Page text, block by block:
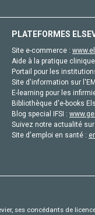
PLATEFORMES
Site e-commerce :
Aide à la pratique
Portail pour les
Site d'information sur
E-learning pour les
Bibliothèque d'e-books
Blog special IFSI :
Suivez notre actualité
Site d'emploi en santé :
ses concédants de